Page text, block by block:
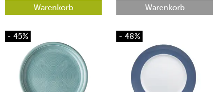
Warenkorb Warenkorb
- 45% - 48%